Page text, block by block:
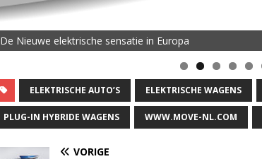
De Nieuwe elektrische sensatie in Europa
ELEKTRISCHE AUTO’S ELEKTRISCHE WAGENS
PLUG-IN HYBRIDE WAGENS WWW.MOVE-NL.COM
VORIGE